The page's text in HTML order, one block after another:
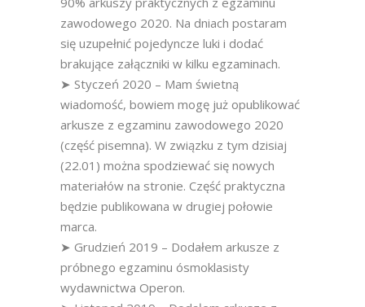
zawodowego 2020. Na dniach postaram
się uzupełnić pojedyncze luki i dodać
brakujące załączniki w kilku egzaminach.
➤ Styczeń 2020 – Mam świetną
wiadomość, bowiem mogę już opublikować
arkusze z egzaminu zawodowego 2020
(część pisemna). W związku z tym dzisiaj
(22.01) można spodziewać się nowych
materiałów na stronie. Część praktyczna
będzie publikowana w drugiej połowie
marca.
➤ Grudzień 2019 – Dodałem arkusze z
próbnego egzaminu ósmoklasisty
wydawnictwa Operon.